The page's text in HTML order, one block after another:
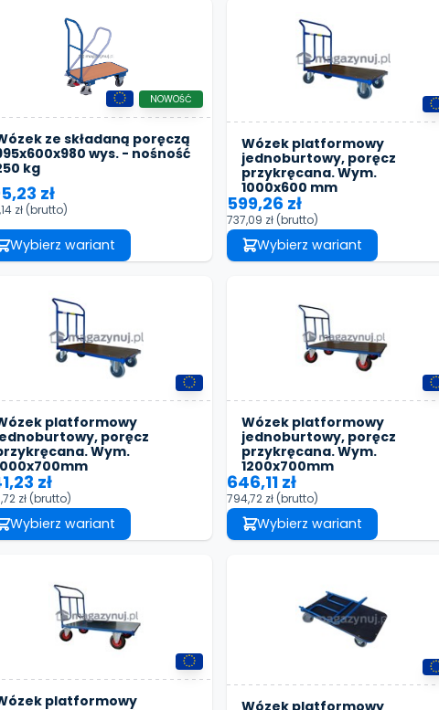
ze składaną poręczą
wys. - nośność
kg
NOWOŚĆ
zł
zł (brutto)
Wybierz wariant
Wózek platformowy
jednoburtowy, poręcz
przykręcana. Wym.
1000x600 mm
599,26 zł
737,09 zł (brutto)
Wybierz wariant
platformowy
poręcz
Wym.
zł
zł (brutto)
Wybierz wariant
Wózek platformowy
jednoburtowy, poręcz
przykręcana. Wym.
1200x700mm
646,11 zł
794,72 zł (brutto)
Wybierz wariant
platformowy
Wózek platformowy